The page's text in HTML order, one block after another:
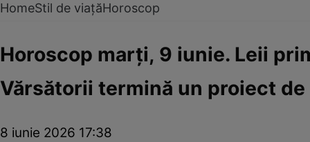
HomeStil de viațăHoroscop
Horoscop marți, 9 iunie. Leii
Vărsătorii termină un proiect
8 iunie 2026 17:38